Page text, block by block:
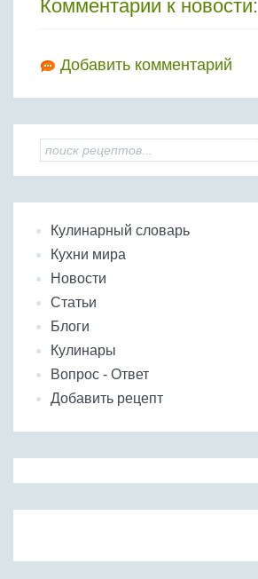
Комментарии к новости:
Добавить комментарий
Кулинарный словарь
Кухни мира
Новости
Статьи
Блоги
Кулинары
Вопрос - Ответ
Добавить рецепт